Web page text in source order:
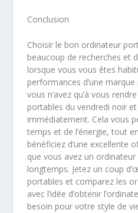
Conclusion
Choisir le bon ordinateur
beaucoup de recherches et
lorsque vous vous êtes
performances d’une
vous n’avez qu’à vous
portables du vendredi noir
immédiatement. Cela vous
temps et de l’énergie, tout
bénéficiez d’une excellente
que vous avez un
longtemps. Jetez un coup
portables et comparez les
avec l’idée d’obtenir
besoin pour votre style de